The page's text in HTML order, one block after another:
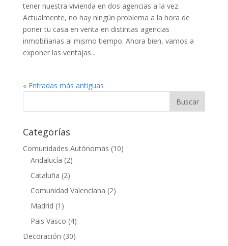
tener nuestra vivienda en dos agencias a la vez.
Actualmente, no hay ningún problema a la hora de
poner tu casa en venta en distintas agencias
inmobiliarias al mismo tiempo. Ahora bien, vamos a
exponer las ventajas...
« Entradas más antiguas
Categorías
Comunidades Autónomas (10)
Andalucía (2)
Cataluña (2)
Comunidad Valenciana (2)
Madrid (1)
Pais Vasco (4)
Decoración (30)